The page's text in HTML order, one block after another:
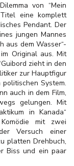
von “Mein
eine komplett
Pendant. Der
jungen Mannes
aus dem Wasser“-
Original aus. Mit
zieht in den
zur Hauptfigur
System.
auch in dem Film,
gelungen. Mit
in Kanada“
mit zwei
Versuch einer
platten Drehbuch,
Biss und ein paar